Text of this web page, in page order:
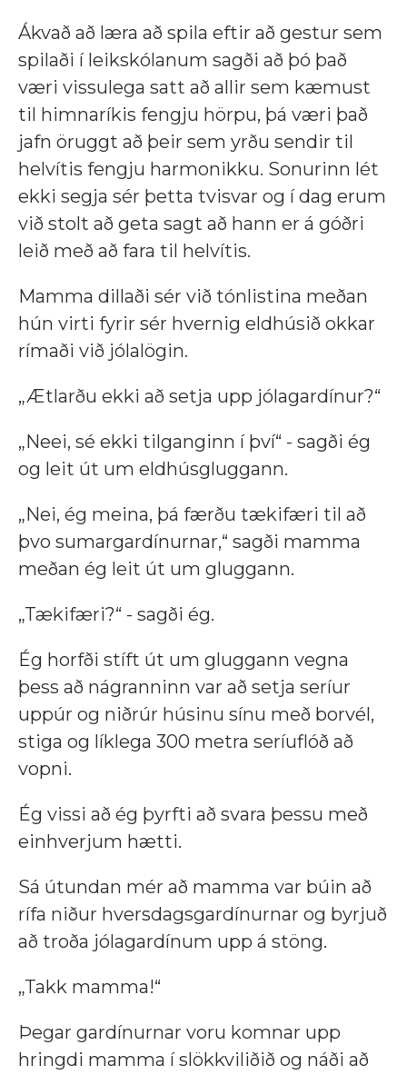
Ákvað að læra að spila eftir að gestur sem
spilaði í leikskólanum sagði að þó það
væri vissulega satt að allir sem kæmust
til himnaríkis fengju hörpu, þá væri það
jafn öruggt að þeir sem yrðu sendir til
helvítis fengju harmonikku. Sonurinn lét
ekki segja sér þetta tvisvar og í dag erum
við stolt að geta sagt að hann er á góðri
leið með að fara til helvítis.
Mamma dillaði sér við tónlistina meðan
hún virti fyrir sér hvernig eldhúsið okkar
rímaði við jólalögin.
„Ætlarðu ekki að setja upp jólagardínur?“
„Neei, sé ekki tilganginn í því“ - sagði ég
og leit út um eldhúsgluggann.
„Nei, ég meina, þá færðu tækifæri til að
þvo sumargardínurnar,“ sagði mamma
meðan ég leit út um gluggann.
„Tækifæri?“ - sagði ég.
Ég horfði stíft út um gluggann vegna
þess að nágranninn var að setja seríur
uppúr og niðrúr húsinu sínu með borvél,
stiga og líklega 300 metra seríuflóð að
vopni.
Ég vissi að ég þyrfti að svara þessu með
einhverjum hætti.
Sá útundan mér að mamma var búin að
rífa niður hversdagsgardínurnar og byrjuð
að troða jólagardínum upp á stöng.
„Takk mamma!“
Þegar gardínurnar voru komnar upp
hringdi mamma í slökkviliðið og náði að